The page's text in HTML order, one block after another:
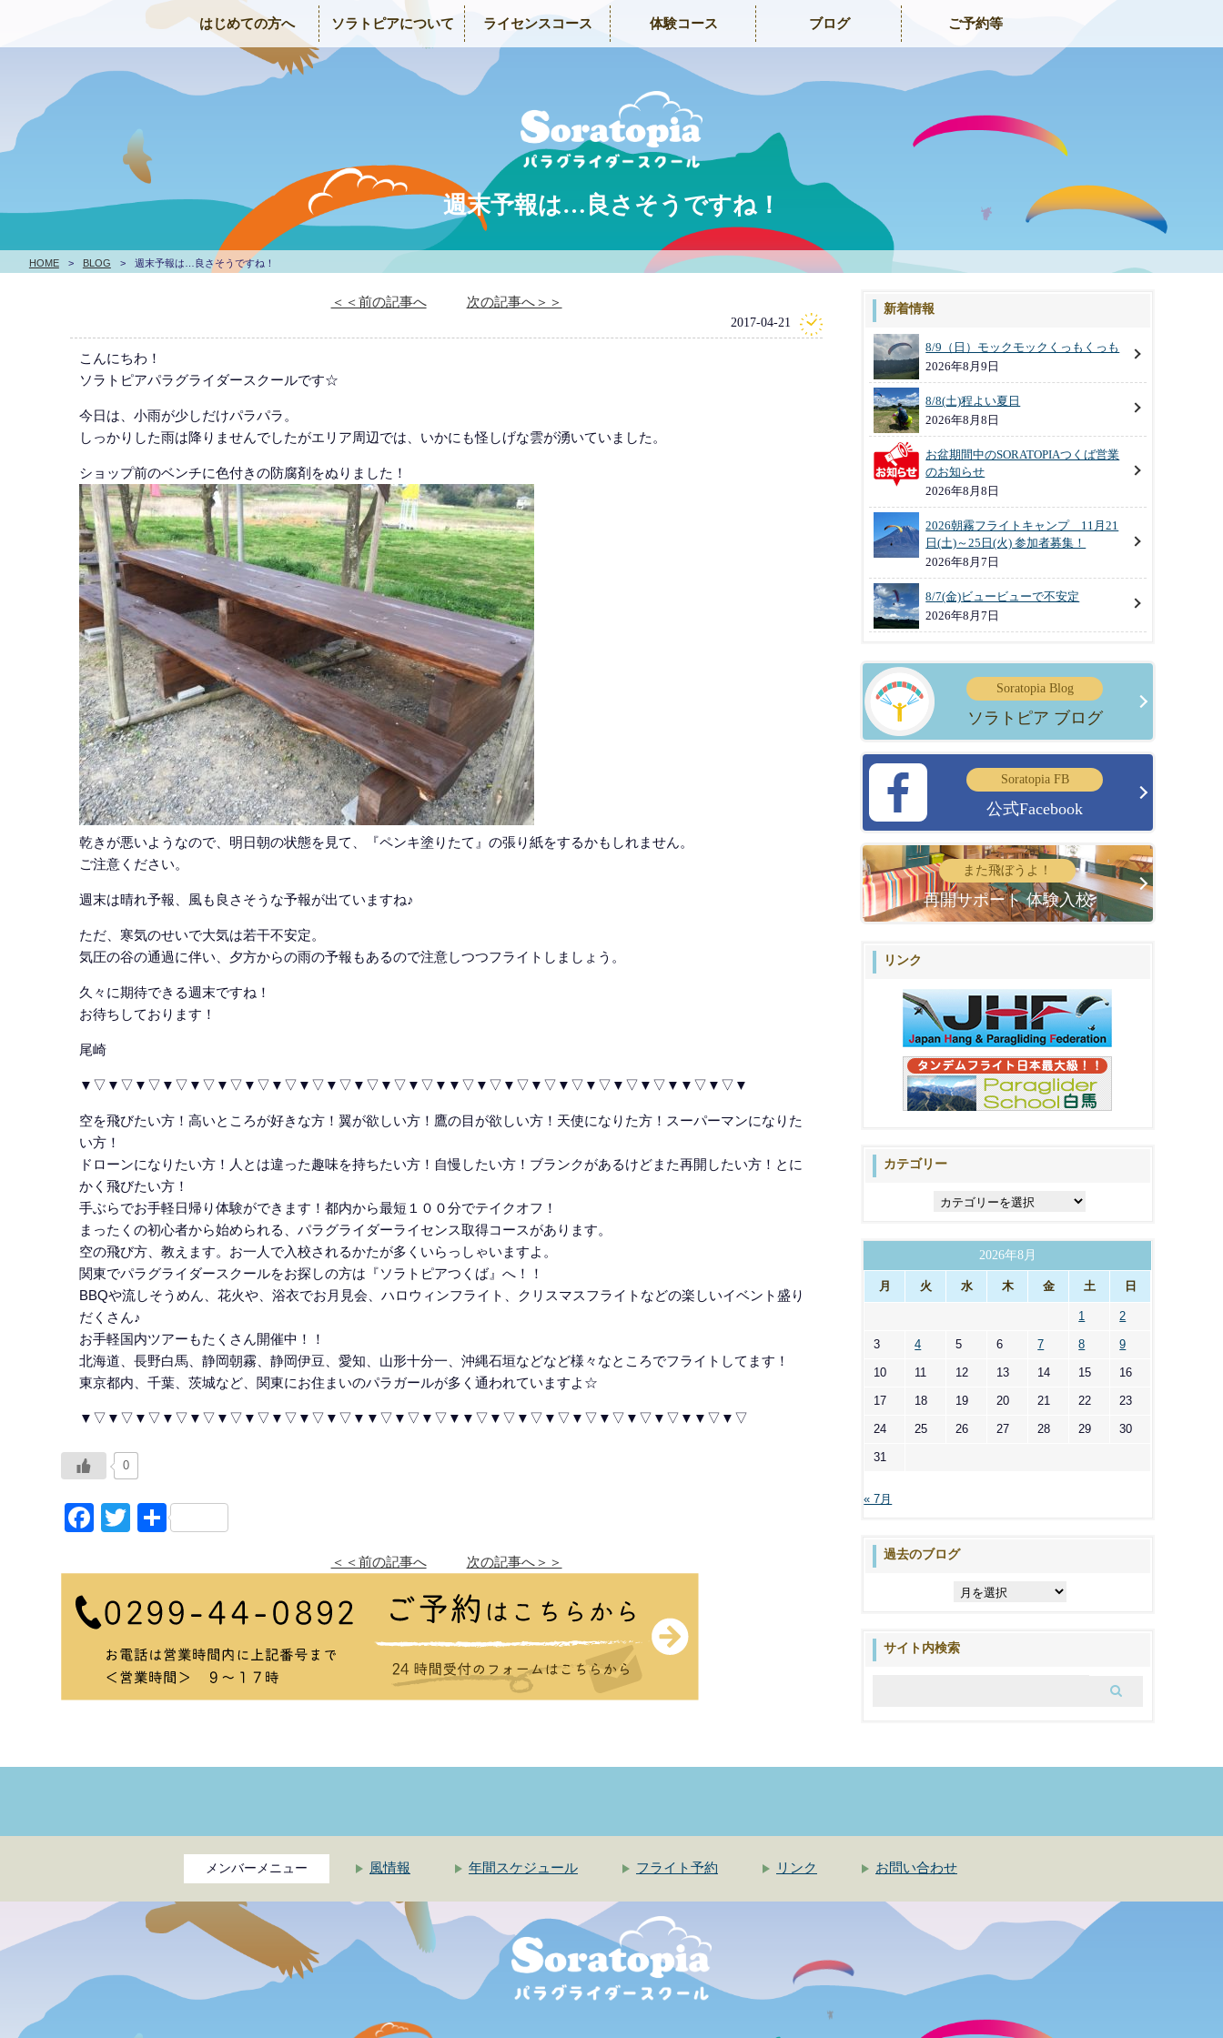
はじめての方へ ソラトピアについて ライセンスコース 体験コース ブログ ご予約等
HOME > BLOG > 週末予報は…良さそうですね！
週末予報は…良さそうですね！
＜＜前の記事へ 次の記事へ＞＞
2017-04-21
こんにちわ！
ソラトピアパラグライダースクールです☆
今日は、小雨が少しだけパラパラ。
しっかりした雨は降りませんでしたがエリア周辺では、いかにも怪しげな雲が湧いていました。
ショップ前のベンチに色付きの防腐剤をぬりました！
乾きが悪いようなので、明日朝の状態を見て、『ペンキ塗りたて』の張り紙をするかもしれません。
ご注意ください。
週末は晴れ予報、風も良さそうな予報が出ていますね♪
ただ、寒気のせいで大気は若干不安定。
気圧の谷の通過に伴い、夕方からの雨の予報もあるので注意しつつフライトしましょう。
久々に期待できる週末ですね！
お待ちしております！
尾崎
▼▽▼▽▼▽▼▽▼▽▼▽▼▽▼▽▼▽▼▽▼▽▼▽▼▽▼▼▽▼▽▼▽▼▽▼▽▼▽▼▽▼▽▼▼▽▼▽▼
空を飛びたい方！高いところが好きな方！翼が欲しい方！鷹の目が欲しい方！天使になりた方！スーパーマンになりた
い方！
ドローンになりたい方！人とは違った趣味を持ちたい方！自慢したい方！ブランクがあるけどまた再開したい方！とに
かく飛びたい方！
手ぶらでお手軽日帰り体験ができます！都内から最短１００分でテイクオフ！
まったくの初心者から始められる、パラグライダーライセンス取得コースがあります。
空の飛び方、教えます。お一人で入校されるかたが多くいらっしゃいますよ。
関東でパラグライダースクールをお探しの方は『ソラトピアつくば』へ！！
BBQや流しそうめん、花火や、浴衣でお月見会、ハロウィンフライト、クリスマスフライトなどの楽しいイベント盛り
だくさん♪
お手軽国内ツアーもたくさん開催中！！
北海道、長野白馬、静岡朝霧、静岡伊豆、愛知、山形十分一、沖縄石垣などなど様々なところでフライトしてます！
東京都内、千葉、茨城など、関東にお住まいのパラガールが多く通われていますよ☆
▼▽▼▽▼▽▼▽▼▽▼▽▼▽▼▽▼▽▼▽▼▼▽▼▽▼▽▼▼▽▼▽▼▽▼▽▼▽▼▽▼▽▼▽▼▼▽▼▽
0
Facebook
Twitter
共
＜＜前の記事へ 次の記事へ＞＞
新着情報
8/9（日）モックモックくっもくっも
2026年8月9日
8/8(土)程よい夏日
2026年8月8日
お盆期間中のSORATOPIAつくば営業
のお知らせ
2026年8月8日
2026朝霧フライトキャンプ 11月21
日(土)～25日(火) 参加者募集！
2026年8月7日
8/7(金)ビュービューで不安定
2026年8月7日
Soratopia Blog
ソラトピア ブログ
Soratopia FB
公式Facebook
また飛ぼうよ！
再開サポート 体験入校
リンク
カテゴリー
ー
2026年8月
月 火 水 木 金 土 日
1 2
3 4 5 6 7 8 9
10 11 12 13 14 15 16
17 18 19 20 21 22 23
24 25 26 27 28 29 30
31
« 7月
過去のブログ
ブ
サイト内検索
メンバーメニュー 風情報 年間スケジュール フライト予約 リンク お問い合わせ